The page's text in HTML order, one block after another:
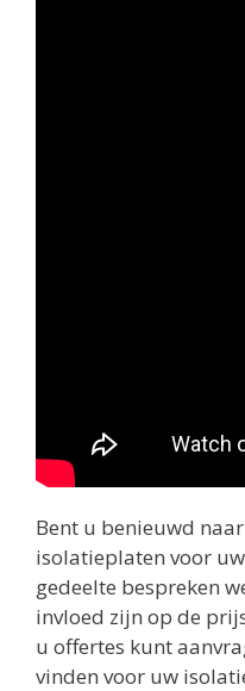
Bent u benieuwd
isolatieplaten voor
gedeelte bespreken
invloed zijn op de
u offertes kunt
vinden voor uw